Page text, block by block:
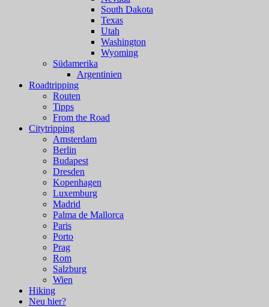
South Dakota
Texas
Utah
Washington
Wyoming
Südamerika
Argentinien
Roadtripping
Routen
Tipps
From the Road
Citytripping
Amsterdam
Berlin
Budapest
Dresden
Kopenhagen
Luxemburg
Madrid
Palma de Mallorca
Paris
Porto
Prag
Rom
Salzburg
Wien
Hiking
Neu hier?